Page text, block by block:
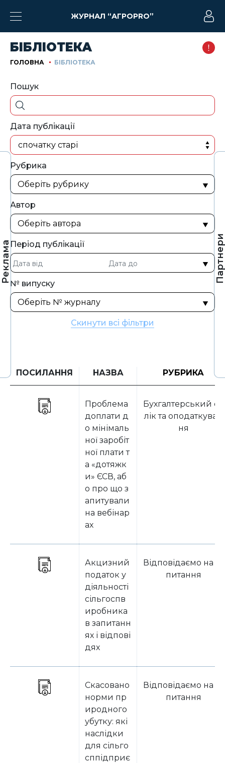
Реклама Партнери
ЖУРНАЛ “АГРОPRO”
БІБЛІОТЕКА
ГОЛОВНА БІБЛІОТЕКА
Пошук
Дата публікації
спочатку старі
Рубрика
Автор
Період публікації
№ випуску
Скинути всі фільтри
ПОСИЛАННЯ НАЗВА РУБРИКА
Проблема
доплати д
о мінімаль
ної заробіт
ної плати т
а «дотяжк
и» ЄСВ, аб
о про що з
апитували
на вебінар
ах
Бухгалтерський об
лік та оподаткуван
ня
Акцизний
податок у
діяльності
сільгоспв
иробника
в запитанн
ях і відпові
дях
Відповідаємо на за
питання
Скасовано
норми пр
иродного
убутку: які
наслідки
для сільго
сппідприє
Відповідаємо на за
питання